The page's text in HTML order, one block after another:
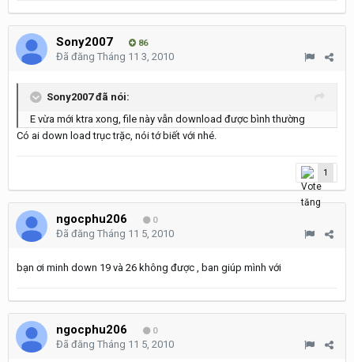
Sony2007 86
Đã đăng Tháng 11 3, 2010
Sony2007 đã nói:
E vừa mới ktra xong, file này vẫn download được bình thường
Có ai down load trục trặc, nói tớ biết với nhé.
1
ngocphu206 0
Đã đăng Tháng 11 5, 2010
bạn ơi minh down 19 và 26 không được , ban giúp mình với
ngocphu206 0
Đã đăng Tháng 11 5, 2010